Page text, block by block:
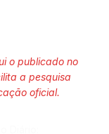
o publicado no
a pesquisa
oficial.